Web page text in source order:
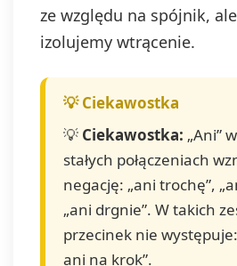
ze względu na spójnik,
izolujemy wtrącenie.
💡 Ciekawostka: „Ani”
stałych połączeniach
negację: „ani trochę”,
„ani drgnie”. W takich
przecinek nie
ani na krok”.